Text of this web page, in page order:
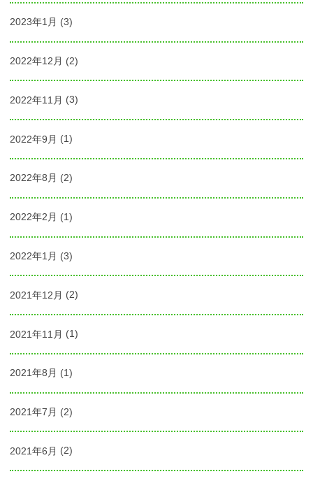
2023年1月 (3)
2022年12月 (2)
2022年11月 (3)
2022年9月 (1)
2022年8月 (2)
2022年2月 (1)
2022年1月 (3)
2021年12月 (2)
2021年11月 (1)
2021年8月 (1)
2021年7月 (2)
2021年6月 (2)